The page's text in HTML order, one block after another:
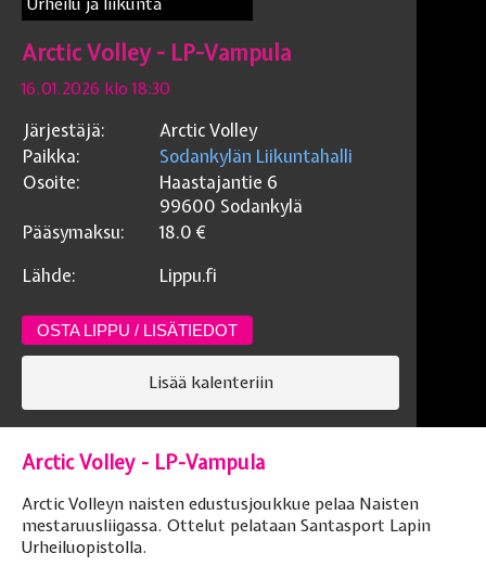
Urheilu ja liikunta
Arctic Volley - LP-Vampula
16.01.2026 klo 18:30
Järjestäjä:
Arctic Volley
Paikka:
Sodankylän Liikuntahalli
Osoite:
Haastajantie 6
99600 Sodankylä
Pääsymaksu:
18.0 €
Lähde:
Lippu.fi
OSTA LIPPU / LISÄTIEDOT
Lisää kalenteriin
Arctic Volley - LP-Vampula
Arctic Volleyn naisten edustusjoukkue pelaa Naisten
mestaruusliigassa. Ottelut pelataan Santasport Lapin
Urheiluopistolla.